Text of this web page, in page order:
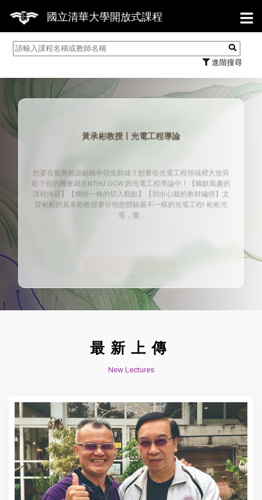
國立清華大學開放式課程
進階搜尋
【7/
黃承彬教授〡光電工程導論
彩？你的機會就在NTHU OCW 的光電工程導論中！【幽默風趣的
課程內容】【獨樹一格的切入觀點】【別出心裁的教材編排】文
質彬彬的黃承彬教授要引領您體驗最不一樣的光電工程! 彬彬光
電，優...
最新上傳
New Lectures